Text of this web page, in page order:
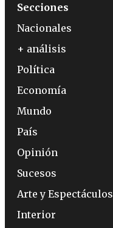
Secciones
Nacionales
+ análisis
Política
Economía
Mundo
País
Opinión
Sucesos
Arte y Espectáculos
Interior